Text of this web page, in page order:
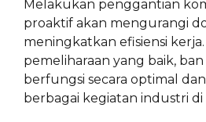
Melakukan penggantian
proaktif akan mengurangi
meningkatkan efisiensi
pemeliharaan yang baik,
berfungsi secara optimal
berbagai kegiatan industri di